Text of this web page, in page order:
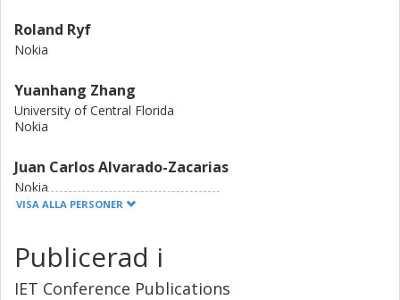
Roland Ryf
Nokia
Yuanhang Zhang
University of Central Florida
Nokia
Juan Carlos Alvarado-Zacarias
Nokia
University of Central Florida
Sjoerd van der Heide
Nokia
Technische Universiteit Eindhoven
VISA ALLA PERSONER
Publicerad i
IET Conference Publications